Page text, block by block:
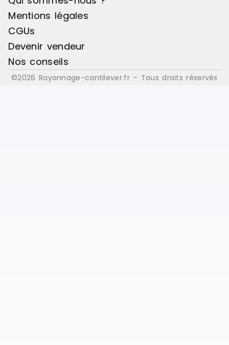
Mentions légales
CGUs
Devenir vendeur
Nos conseils
©2026 Rayonnage-cantilever.fr – Tous droits réservés